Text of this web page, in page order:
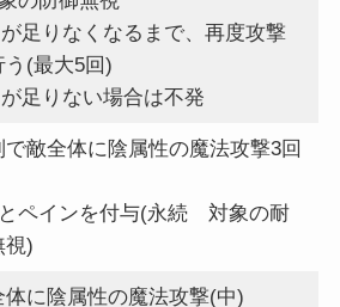
足りなくなるまで、再度攻撃
う(最大5回)
足りない場合は不発
で敵全体に陰属性の魔法攻撃3回
ペインを付与(永続 対象の耐
視)
体に陰属性の魔法攻撃(中)